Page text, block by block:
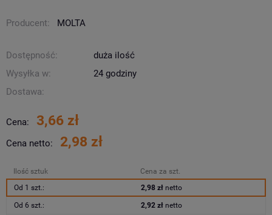
Producent: MOLTA
Dostępność:
duża ilość
Wysyłka w:
24 godziny
Dostawa:
Cena: 3,66 zł
Cena netto: 2,98 zł
Ilość sztuk
Cena za szt.
Od 1 szt.:
2,98 złnetto
Od 6 szt.: 2,92 złnetto